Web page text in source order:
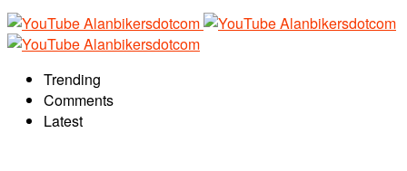
Trending
Comments
Latest